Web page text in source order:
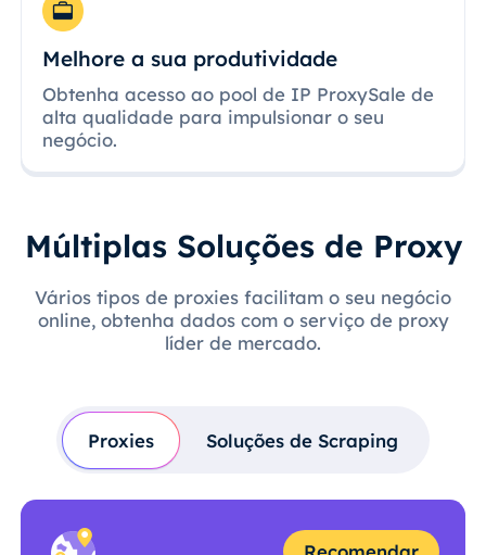
Melhore a sua produtividade
Obtenha acesso ao pool de IP ProxySale de
alta qualidade para impulsionar o seu
negócio.
Múltiplas Soluções de Proxy
Vários tipos de proxies facilitam o seu negócio
online, obtenha dados com o serviço de proxy
líder de mercado.
Proxies Soluções de Scraping